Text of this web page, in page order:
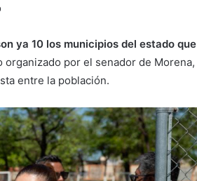
ya 10 los municipios del estado que
organizado por el senador de Morena,
entre la población.